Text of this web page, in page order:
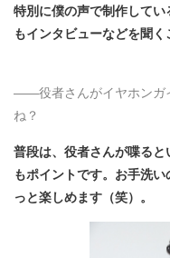
特別に僕の声で制作して
もインタビューなどを聞く
――役者さんがイヤホン
ね？
普段は、役者さんが喋る
もポイントです。お手洗
っと楽しめます（笑）。